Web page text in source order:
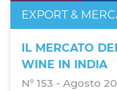
EXPORT &
IL MERCATO
WINE IN INDIA
N° 153 - Agosto